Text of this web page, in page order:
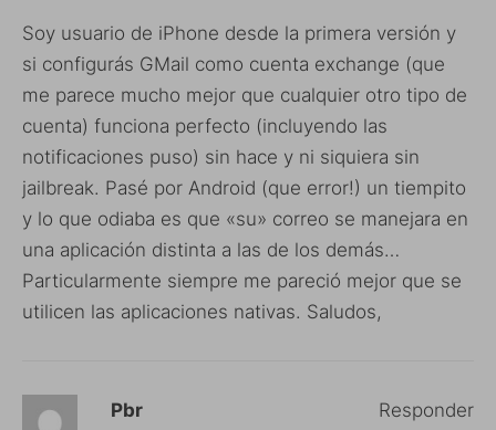
Soy usuario de iPhone desde la primera versión y
si configurás GMail como cuenta exchange (que
me parece mucho mejor que cualquier otro tipo de
cuenta) funciona perfecto (incluyendo las
notificaciones puso) sin hace y ni siquiera sin
jailbreak. Pasé por Android (que error!) un tiempito
y lo que odiaba es que «su» correo se manejara en
una aplicación distinta a las de los demás…
Particularmente siempre me pareció mejor que se
utilicen las aplicaciones nativas. Saludos,
Pbr Responder